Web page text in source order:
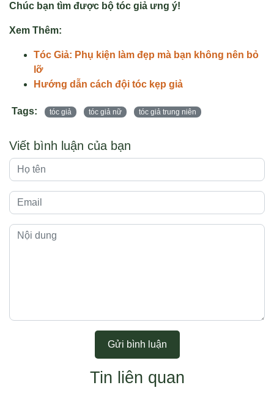
Chúc bạn tìm được bộ tóc giả ưng ý!
Xem Thêm:
Tóc Giả: Phụ kiện làm đẹp mà bạn không nên bỏ
lỡ
Hướng dẫn cách đội tóc kẹp giả
Tags: tóc giả tóc giả nữ tóc giả trung niên
Viết bình luận của bạn
Gửi bình luận
Tin liên quan